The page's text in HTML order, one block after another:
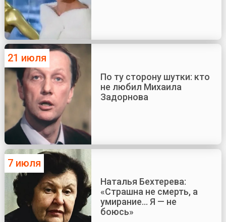
21 июля
По ту сторону шутки: кто
не любил Михаила
Задорнова
7 июля
Наталья Бехтерева:
«Страшна не смерть, а
умирание... Я — не
боюсь»